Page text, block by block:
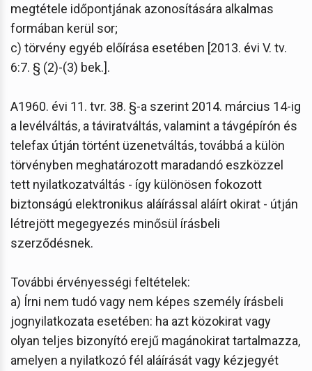
megtétele időpontjának azonosítására alkalmas
formában kerül sor;
c) törvény egyéb előírása esetében [2013. évi V. tv.
6:7. § (2)-(3) bek.].
A1960. évi 11. tvr. 38. §-a szerint 2014. március 14-ig
a levélváltás, a táviratváltás, valamint a távgépírón és
telefax útján történt üzenetváltás, továbbá a külön
törvényben meghatározott maradandó eszközzel
tett nyilatkozatváltás - így különösen fokozott
biztonságú elektronikus aláírással aláírt okirat - útján
létrejött megegyezés minősül írásbeli
szerződésnek.
További érvényességi feltételek:
a) Írni nem tudó vagy nem képes személy írásbeli
jognyilatkozata esetében: ha azt közokirat vagy
olyan teljes bizonyító erejű magánokirat tartalmazza,
amelyen a nyilatkozó fél aláírását vagy kézjegyét